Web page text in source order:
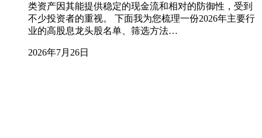
类资产因其能提供稳定的现金流和相对的防御性，受到
不少投资者的重视。 下面我为您梳理一份2026年主要行
业的高股息龙头股名单、筛选方法…
2026年7月26日